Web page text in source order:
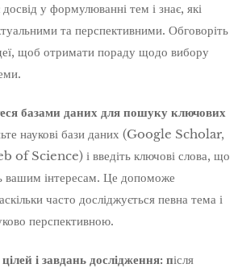
у формулюванні тем і знає, які
та перспективними. Обговоріть
щоб отримати пораду щодо вибору
базами даних для пошуку ключових
наукові бази даних (Google Scholar,
of Science) і введіть ключові слова, що
вашим інтересам. Це допоможе
часто досліджується певна тема і
перспективною.
і завдань дослідження: після